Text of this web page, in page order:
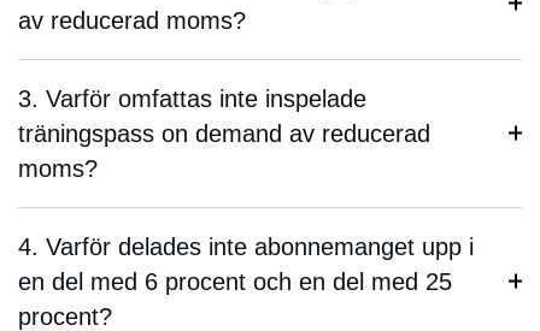
av reducerad moms?
3. Varför omfattas inte inspelade
träningspass on demand av reducerad
moms?
4. Varför delades inte abonnemanget upp i
en del med 6 procent och en del med 25
procent?